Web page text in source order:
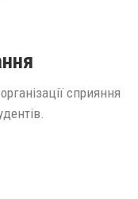
сприяння